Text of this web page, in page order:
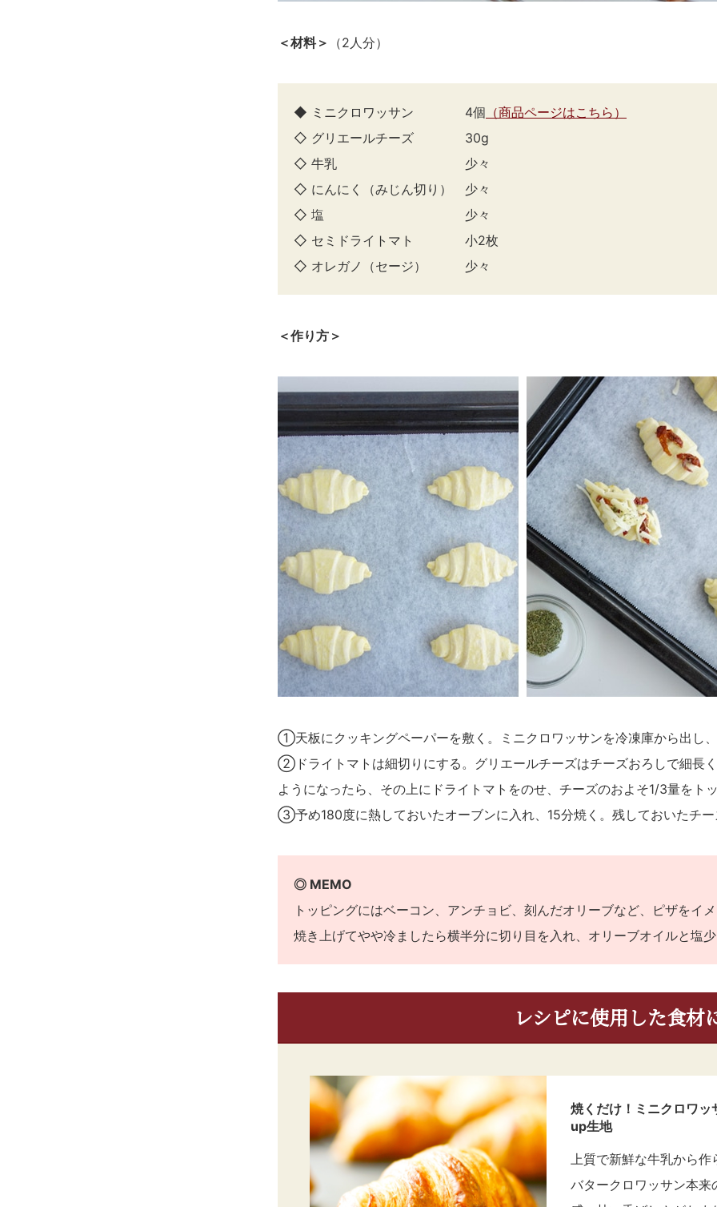
＜材料＞ （2人分）
◆ ミニクロワッサン 4個 （商品ページはこちら）
◇ グリエールチーズ 30g
◇ 牛乳 少々
◇ にんにく（みじん切り） 少々
◇ 塩 少々
◇ セミドライトマト 小2枚
◇ オレガノ（セージ） 少々
＜作り方＞
①天板にクッキングペーパーを敷く。ミニクロワッサンを冷凍庫から出し
②ドライトマトは細切りにする。グリエールチーズはチーズおろしで細長
ようになったら、その上にドライトマトをのせ、チーズのおよそ1/3量をト
③予め180度に熱しておいたオーブンに入れ、15分焼く。残しておいたチ
◎ MEMO
トッピングにはベーコン、アンチョビ、刻んだオリーブなど、ピザをイ
焼き上げてやや冷ましたら横半分に切り目を入れ、オリーブオイルと塩
レシピに使用した食材
焼くだけ！ミニクロワ
up生地
上質で新鮮な牛乳から
バタークロワッサン本